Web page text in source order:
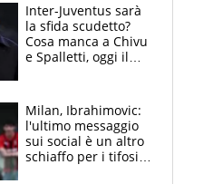
Inter-Juventus sarà
la sfida scudetto?
Cosa manca a Chivu
e Spalletti, oggi il
Milan, Ibrahimovic:
l'ultimo messaggio
sui social è un altro
schiaffo per i tifosi